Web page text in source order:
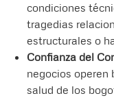
condiciones
tragedias
estructurales o
Confianza del
negocios operen
salud de los